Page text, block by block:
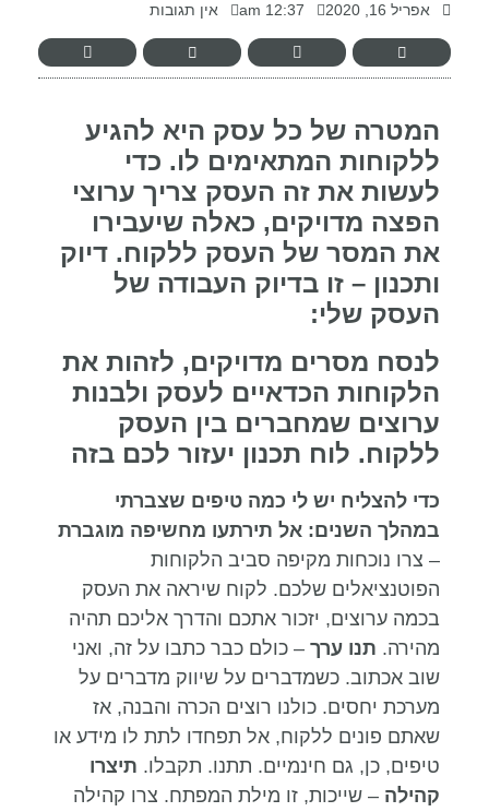
אפריל 16, 2020 12:37 am אין תגובות
המטרה של כל עסק היא להגיע
ללקוחות המתאימים לו. כדי
לעשות את זה העסק צריך ערוצי
הפצה מדויקים, כאלה שיעבירו
את המסר של העסק ללקוח. דיוק
ותכנון – זו בדיוק העבודה של
העסק שלי:
לנסח מסרים מדויקים, לזהות את
הלקוחות הכדאיים לעסק ולבנות
ערוצים שמחברים בין העסק
ללקוח. לוח תכנון יעזור לכם בזה
כדי להצליח יש לי כמה טיפים שצברתי
במהלך השנים: אל תירתעו מחשיפה מוגברת
– צרו נוכחות מקיפה סביב הלקוחות
הפוטנציאלים שלכם. לקוח שיראה את העסק
בכמה ערוצים, יזכור אתכם והדרך אליכם תהיה
מהירה. תנו ערך – כולם כבר כתבו על זה, ואני
שוב אכתוב. כשמדברים על שיווק מדברים על
מערכת יחסים. כולנו רוצים הכרה והבנה, אז
שאתם פונים ללקוח, אל תפחדו לתת לו מידע או
טיפים, כן, גם חינמיים. תתנו. תקבלו. תיצרו
קהילה – שייכות, זו מילת המפתח. צרו קהילה